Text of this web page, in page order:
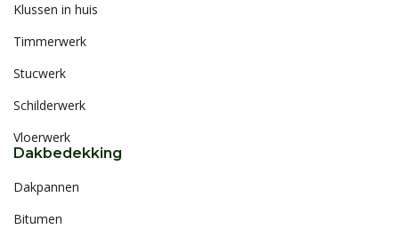
Klussen in huis
Timmerwerk
Stucwerk
Schilderwerk
Vloerwerk
Dakbedekking
Dakpannen
Bitumen